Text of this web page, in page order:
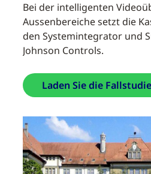
Bei der intelligenten
Aussenbereiche setzt die
den Systemintegrator und
Johnson Controls.
Laden Sie die